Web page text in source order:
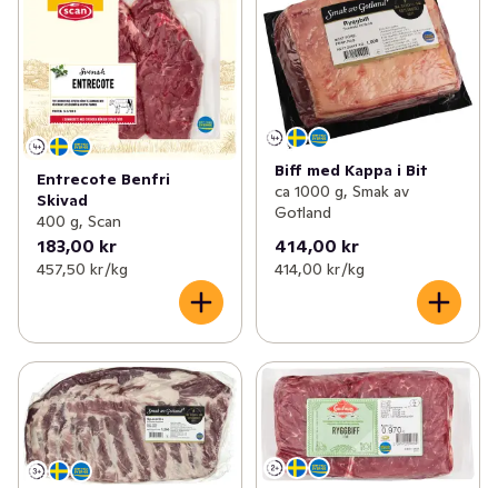
Entrecote Benfri
Skivad
400 g, Scan
183,00 kr
457,50 kr /kg
Biff med Kappa i Bit
ca 1000 g, Smak av
Gotland
414,00 kr
414,00 kr /kg